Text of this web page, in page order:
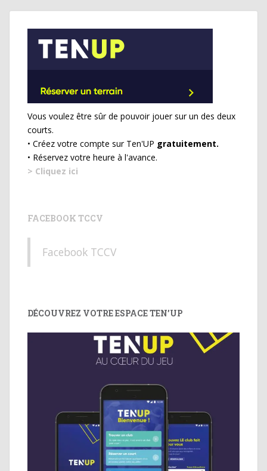
Vous voulez être sûr de pouvoir jouer sur un des deux
courts.
• Créez votre compte sur Ten'UP gratuitement.
• Réservez votre heure à l'avance.
> Cliquez ici
FACEBOOK TCCV
Facebook TCCV
DÉCOUVREZ VOTRE ESPACE TEN’UP